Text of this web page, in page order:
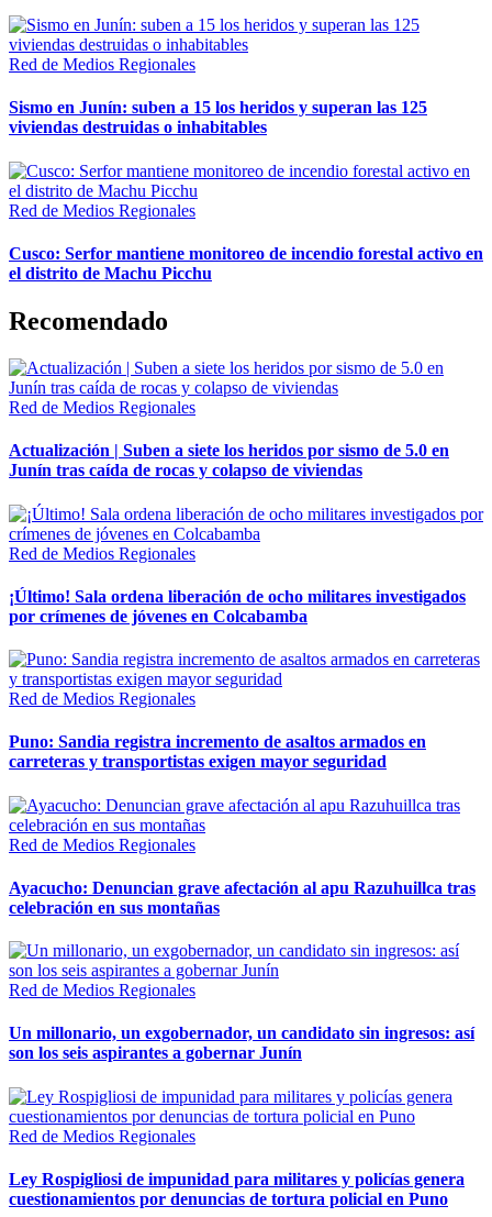
Red de Medios Regionales
Sismo en Junín: suben a 15 los heridos y superan las 125
viviendas destruidas o inhabitables
Red de Medios Regionales
Cusco: Serfor mantiene monitoreo de incendio forestal activo en
el distrito de Machu Picchu
Recomendado
Red de Medios Regionales
Actualización | Suben a siete los heridos por sismo de 5.0 en
Junín tras caída de rocas y colapso de viviendas
Red de Medios Regionales
¡Último! Sala ordena liberación de ocho militares investigados
por crímenes de jóvenes en Colcabamba
Red de Medios Regionales
Puno: Sandia registra incremento de asaltos armados en
carreteras y transportistas exigen mayor seguridad
Red de Medios Regionales
Ayacucho: Denuncian grave afectación al apu Razuhuillca tras
celebración en sus montañas
Red de Medios Regionales
Un millonario, un exgobernador, un candidato sin ingresos: así
son los seis aspirantes a gobernar Junín
Red de Medios Regionales
Ley Rospigliosi de impunidad para militares y policías genera
cuestionamientos por denuncias de tortura policial en Puno